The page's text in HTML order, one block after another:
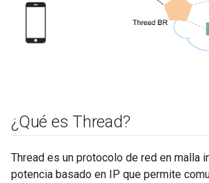
¿Qué es Thread?
Thread es un protocolo de red en malla
potencia basado en IP que permite